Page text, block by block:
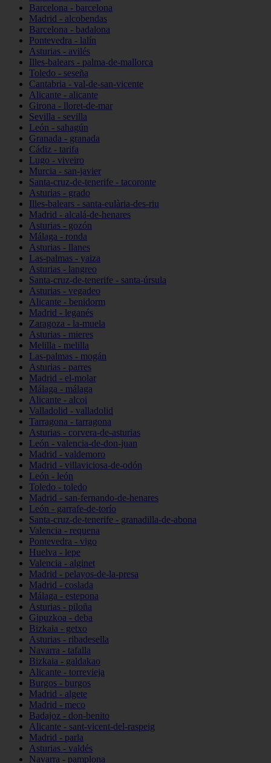
Barcelona - barcelona
Madrid - alcobendas
Barcelona - badalona
Pontevedra - lalín
Asturias - avilés
Illes-balears - palma-de-mallorca
Toledo - seseña
Cantabria - val-de-san-vicente
Alicante - alicante
Girona - lloret-de-mar
Sevilla - sevilla
León - sahagún
Granada - granada
Cádiz - tarifa
Lugo - viveiro
Murcia - san-javier
Santa-cruz-de-tenerife - tacoronte
Asturias - grado
Illes-balears - santa-eulària-des-riu
Madrid - alcalá-de-henares
Asturias - gozón
Málaga - ronda
Asturias - llanes
Las-palmas - yaiza
Asturias - langreo
Santa-cruz-de-tenerife - santa-úrsula
Asturias - vegadeo
Alicante - benidorm
Madrid - leganés
Zaragoza - la-muela
Asturias - mieres
Melilla - melilla
Las-palmas - mogán
Asturias - parres
Madrid - el-molar
Málaga - málaga
Alicante - alcoi
Valladolid - valladolid
Tarragona - tarragona
Asturias - corvera-de-asturias
León - valencia-de-don-juan
Madrid - valdemoro
Madrid - villaviciosa-de-odón
León - león
Toledo - toledo
Madrid - san-fernando-de-henares
León - garrafe-de-torío
Santa-cruz-de-tenerife - granadilla-de-abona
Valencia - requena
Pontevedra - vigo
Huelva - lepe
Valencia - alginet
Madrid - pelayos-de-la-presa
Madrid - coslada
Málaga - estepona
Asturias - piloña
Gipuzkoa - deba
Bizkaia - getxo
Asturias - ribadesella
Navarra - tafalla
Bizkaia - galdakao
Alicante - torrevieja
Burgos - burgos
Madrid - algete
Madrid - meco
Badajoz - don-benito
Alicante - sant-vicent-del-raspeig
Madrid - parla
Asturias - valdés
Navarra - pamplona